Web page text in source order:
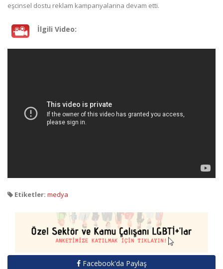
eşcinsel dostu reklam kampanyalarına devam etti.
İlgili Video:
Etiketler: medya
Facebook'da Paylaş